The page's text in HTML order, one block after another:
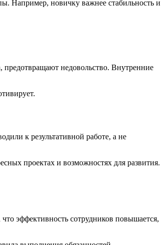
Например, новичку важнее стабильность и
недовольство. Внутренние
к результативной работе, а не
проектах и возможностях для развития.
эффективность сотрудников повышается,